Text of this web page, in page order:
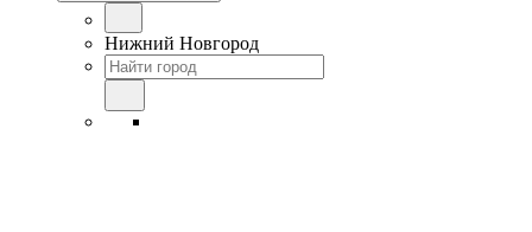
Нижний Новгород